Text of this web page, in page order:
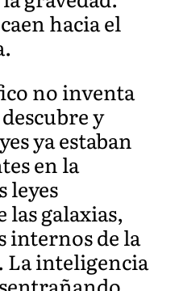
hacia el
no inventa
y
ya estaban
en la
leyes
las galaxias,
internos de la
La inteligencia